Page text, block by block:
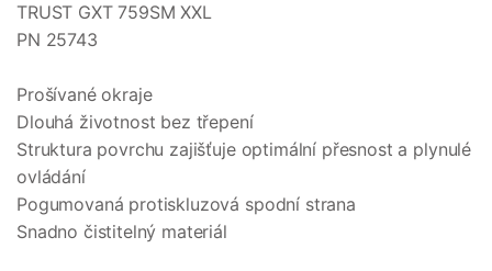
TRUST GXT 759SM XXL
PN 25743
Prošívané okraje
Dlouhá životnost bez třepení
Struktura povrchu zajišťuje optimální přesnost a plynulé
ovládání
Pogumovaná protiskluzová spodní strana
Snadno čistitelný materiál